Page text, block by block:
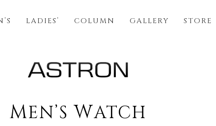
LADIES’ COLUMN GALLERY STORE
MEN’S WATCH